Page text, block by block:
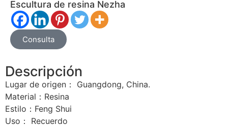
Escultura de resina Nezha
Consulta
Descripción
Lugar de origen： Guangdong, China.
Material：Resina
Estilo：Feng Shui
Uso： Recuerdo